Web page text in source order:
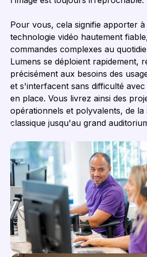
Pour vous, cela signifie apporter
technologie vidéo hautement
commandes complexes au
Lumens se déploient rapidement,
précisément aux besoins des
et s'interfacent sans difficulté
en place. Vous livrez ainsi des
opérationnels et polyvalents, de la
classique jusqu'au grand